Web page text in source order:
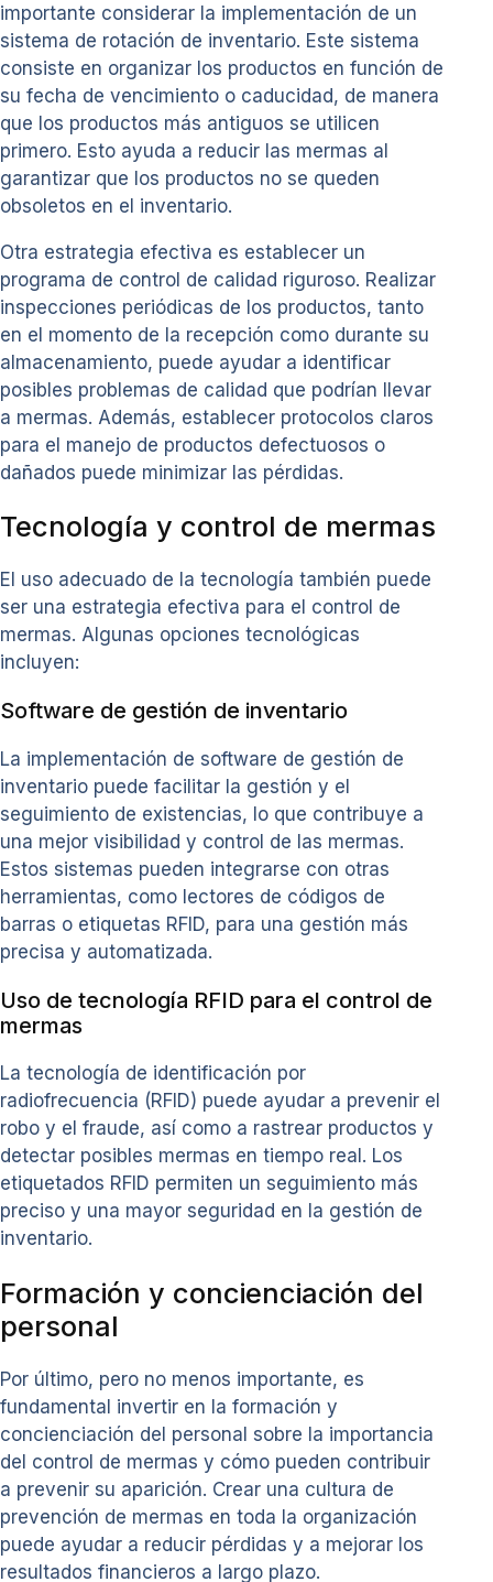
importante considerar la implementación de un
sistema de rotación de inventario. Este sistema
consiste en organizar los productos en función de
su fecha de vencimiento o caducidad, de manera
que los productos más antiguos se utilicen
primero. Esto ayuda a reducir las mermas al
garantizar que los productos no se queden
obsoletos en el inventario.
Otra estrategia efectiva es establecer un
programa de control de calidad riguroso. Realizar
inspecciones periódicas de los productos, tanto
en el momento de la recepción como durante su
almacenamiento, puede ayudar a identificar
posibles problemas de calidad que podrían llevar
a mermas. Además, establecer protocolos claros
para el manejo de productos defectuosos o
dañados puede minimizar las pérdidas.
Tecnología y control de mermas
El uso adecuado de la tecnología también puede
ser una estrategia efectiva para el control de
mermas. Algunas opciones tecnológicas
incluyen:
Software de gestión de inventario
La implementación de software de gestión de
inventario puede facilitar la gestión y el
seguimiento de existencias, lo que contribuye a
una mejor visibilidad y control de las mermas.
Estos sistemas pueden integrarse con otras
herramientas, como lectores de códigos de
barras o etiquetas RFID, para una gestión más
precisa y automatizada.
Uso de tecnología RFID para el control de
mermas
La tecnología de identificación por
radiofrecuencia (RFID) puede ayudar a prevenir el
robo y el fraude, así como a rastrear productos y
detectar posibles mermas en tiempo real. Los
etiquetados RFID permiten un seguimiento más
preciso y una mayor seguridad en la gestión de
inventario.
Formación y concienciación del
personal
Por último, pero no menos importante, es
fundamental invertir en la formación y
concienciación del personal sobre la importancia
del control de mermas y cómo pueden contribuir
a prevenir su aparición. Crear una cultura de
prevención de mermas en toda la organización
puede ayudar a reducir pérdidas y a mejorar los
resultados financieros a largo plazo.